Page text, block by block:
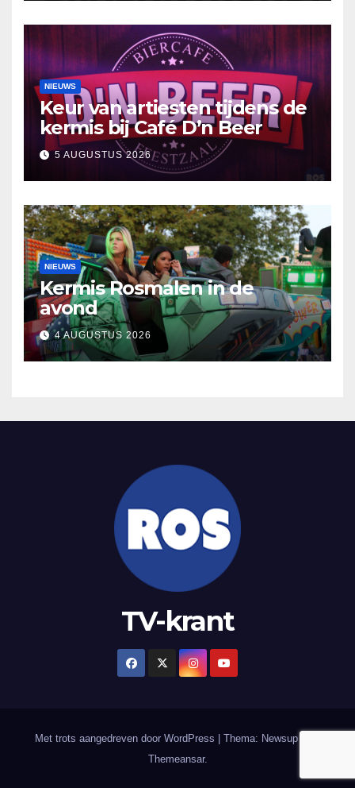
NIEUWS
Keur van artiesten tijdens de
kermis bij Café D’n Beer
5 AUGUSTUS 2026
NIEUWS
Kermis Rosmalen in de
avond
4 AUGUSTUS 2026
TV-krant
Met trots aangedreven door WordPress
Thema: Newsup door
Themeansar.